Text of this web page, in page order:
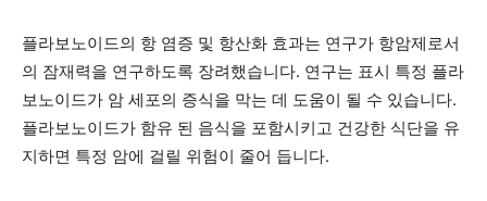
플라보노이드의 항 염증 및 항산화 효과는 연구가 항암제로서
의 잠재력을 연구하도록 장려했습니다. 연구는 표시 특정 플라
보노이드가 암 세포의 증식을 막는 데 도움이 될 수 있습니다.
플라보노이드가 함유 된 음식을 포함시키고 건강한 식단을 유
지하면 특정 암에 걸릴 위험이 줄어 듭니다.